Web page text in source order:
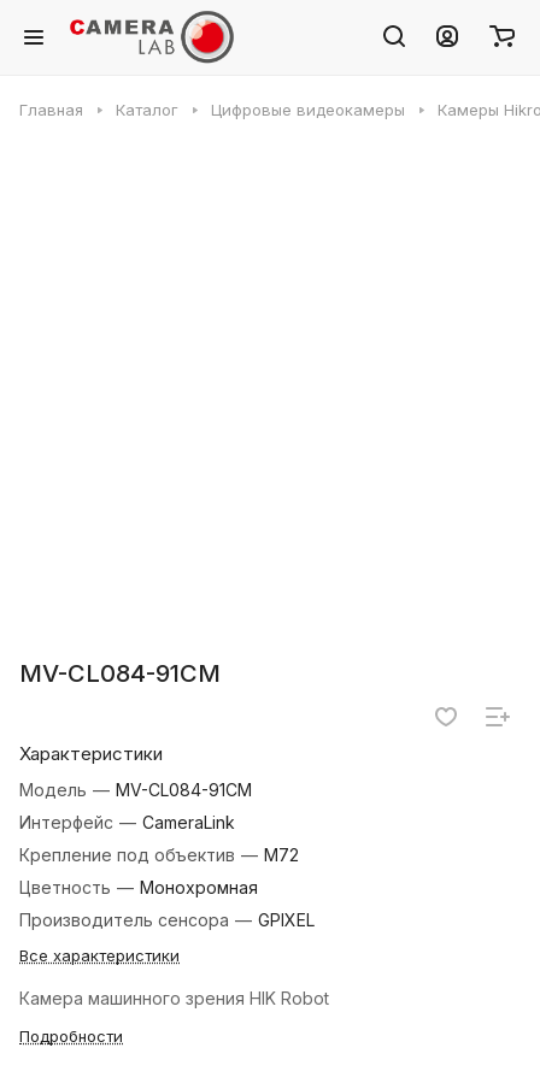
Главная Каталог Цифровые видеокамеры Камеры
MV-CL084-91CM
Характеристики
Модель — MV-CL084-91CM
Интерфейс — CameraLink
Крепление под объектив — M72
Цветность — Монохромная
Производитель сенсора — GPIXEL
Все характеристики
Камера машинного зрения HIK Robot
Подробности